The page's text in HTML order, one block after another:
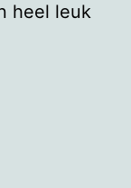
heel leuk